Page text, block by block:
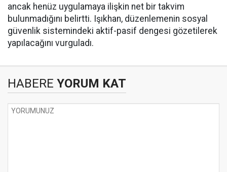
ancak henüz uygulamaya ilişkin net bir takvim
bulunmadığını belirtti. Işıkhan, düzenlemenin sosyal
güvenlik sistemindeki aktif-pasif dengesi gözetilerek
yapılacağını vurguladı.
HABERE YORUM KAT